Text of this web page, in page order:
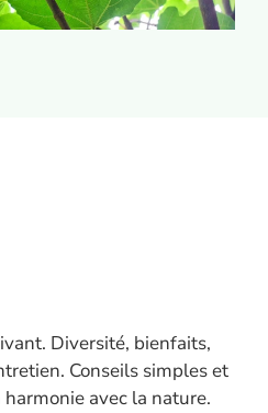
Diversité, bienfaits,
Conseils simples et
avec la nature.